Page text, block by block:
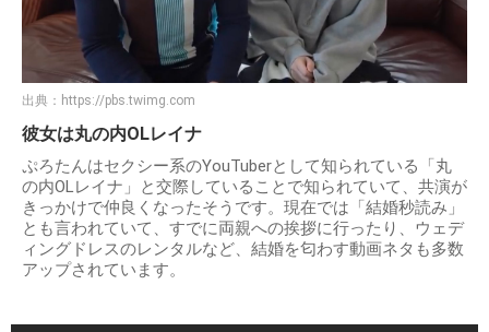
出典： https://pbs.twimg.com
彼女は丸の内OLレイナ
ぷろたんはセクシー系のYouTuberとして知られている「丸
の内OLレイナ」と交際していることで知られていて、共演が
きっかけで仲良くなったそうです。現在では「結婚秒読み」
とも言われていて、すでに両親への挨拶に行ったり、ウェデ
ィングドレスのレンタルなど、結婚を匂わす動画ネタも多数
アップされています。